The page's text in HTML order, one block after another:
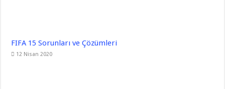
FIFA 15 Sorunları ve Çözümleri
12 Nisan 2020